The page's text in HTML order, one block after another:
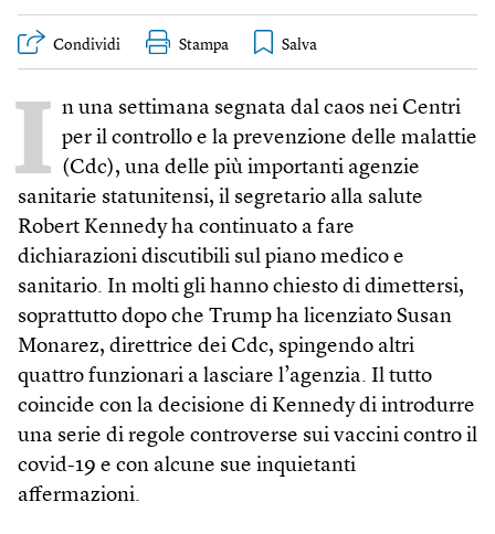
Condividi Stampa
I n una settimana segnata dal caos nei Centri
per il controllo e la prevenzione delle malattie
(Cdc), una delle più importanti agenzie
sanitarie statunitensi, il segretario alla salute
Robert Kennedy ha continuato a fare
dichiarazioni discutibili sul piano medico e
sanitario. In molti gli hanno chiesto di dimettersi,
soprattutto dopo che Trump ha licenziato Susan
Monarez, direttrice dei Cdc, spingendo altri
quattro funzionari a lasciare l’agenzia. Il tutto
coincide con la decisione di Kennedy di introdurre
una serie di regole controverse sui vaccini contro il
covid-19 e con alcune sue inquietanti
affermazioni.